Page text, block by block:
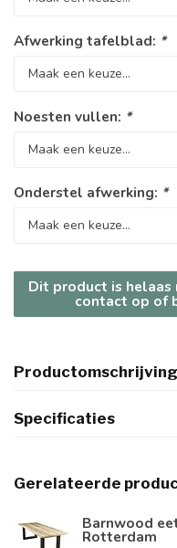
Afwerking tafelblad: *
Noesten vullen: *
Onderstel afwerking: *
Dit product is
contact op of
Productomschrijving
Specificaties
Gerelateerde
Barnwood
Rotterdam